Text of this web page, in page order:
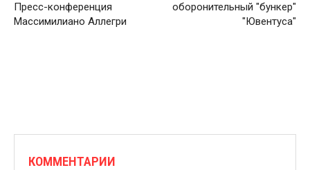
Пресс-конференция
Массимилиано Аллегри
оборонительный "бункер"
"Ювентуса"
КОММЕНТАРИИ